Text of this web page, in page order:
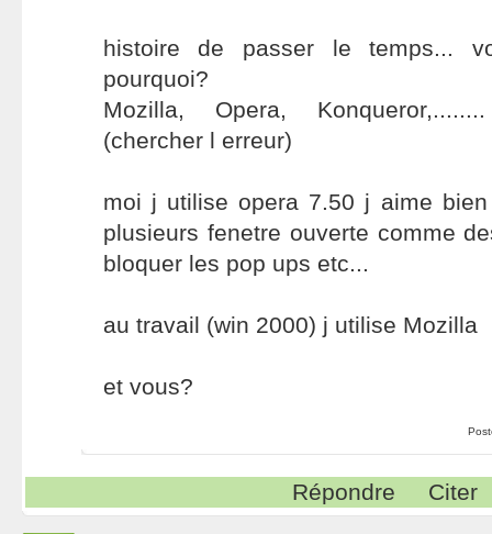
histoire de passer le temps...
pourquoi?
Mozilla, Opera,
(chercher l erreur)
moi j utilise opera 7.50 j aime
plusieurs fenetre ouverte comme
bloquer les pop ups etc...
au travail (win 2000) j utilise Mozilla
et vous?
Répondre Citer